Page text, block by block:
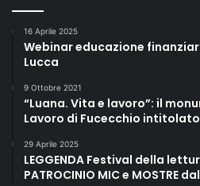
16 Aprile 2025
Webinar educazione
Lucca
9 Ottobre 2021
“Luana. Vita e lavoro”: il
Lavoro di Fucecchio intitolato
29 Aprile 2025
LEGGENDA Festival della
PATROCINIO MIC e MOSTRE